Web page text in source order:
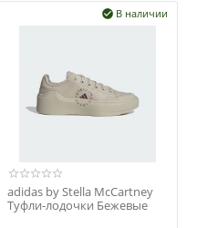
В наличии

adidas by Stella McCartney
Туфли-лодочки Бежевые